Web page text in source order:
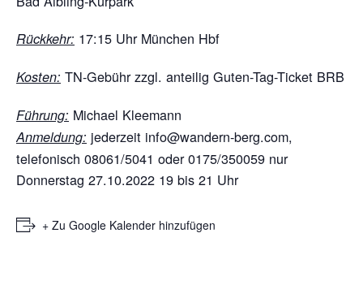
Rückkehr: 17:15 Uhr München Hbf
Kosten: TN-Gebühr zzgl. anteilig Guten-Tag-Ticket BRB
Führung: Michael Kleemann
Anmeldung: jederzeit info@wandern-berg.com,
telefonisch 08061/5041 oder 0175/350059 nur
Donnerstag 27.10.2022 19 bis 21 Uhr
+ Zu Google Kalender hinzufügen